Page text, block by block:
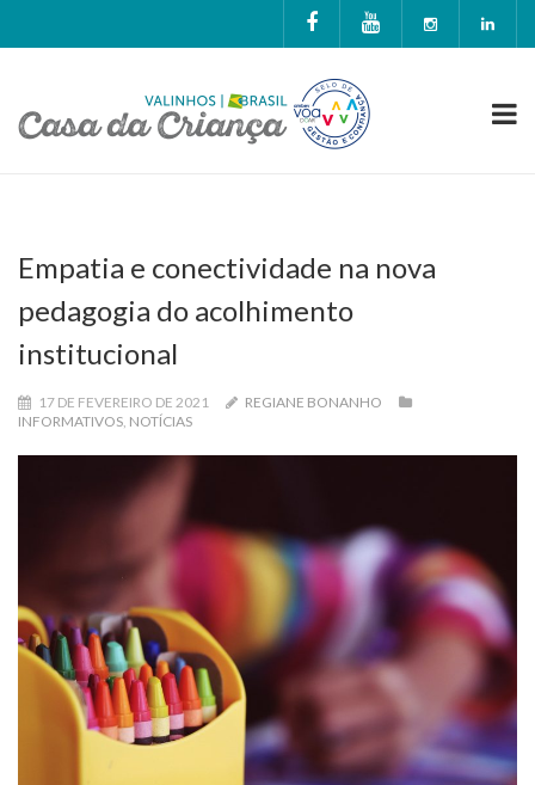
Empatia e conectividade na nova
pedagogia do acolhimento
institucional
17 DE FEVEREIRO DE 2021
REGIANE BONANHO
INFORMATIVOS, NOTÍCIAS